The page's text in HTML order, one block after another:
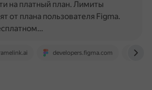
developers.figma.com
на платный план. Лимиты
от плана пользователя Figma.